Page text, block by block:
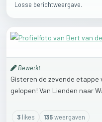
Losse berichtweergave.
Bewerkt
Gisteren de zevende etappe
gelopen! Van Lienden naar
3likes 135weergaven